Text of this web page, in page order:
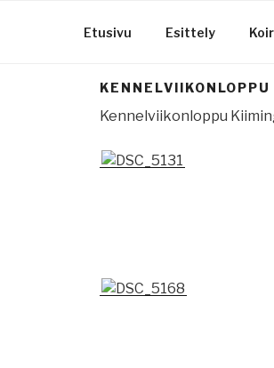
Etusivu Esittely
Kennelviikonloppu